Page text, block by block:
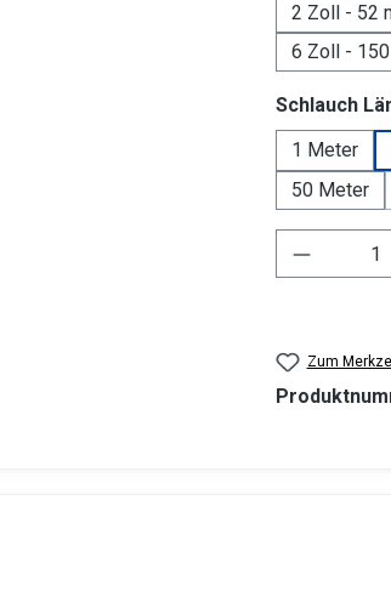
2 Zoll - 52
6 Zoll -
Schlauch
1 Meter
50 Meter
Zum